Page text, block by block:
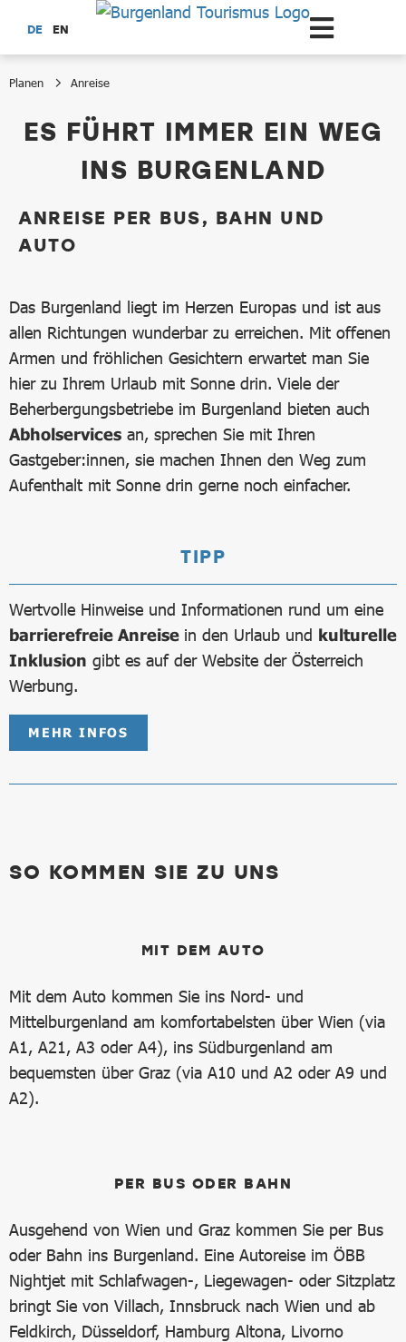
Zum Hauptinhalt springen
DE EN
Planen Anreise
AnreiseES FÜHRT IMMER EIN WEG
INS BURGENLAND
ANREISE PER BUS, BAHN UND
AUTO
Das Burgenland liegt im Herzen Europas und ist aus
allen Richtungen wunderbar zu erreichen. Mit offenen
Armen und fröhlichen Gesichtern erwartet man Sie
hier zu Ihrem Urlaub mit Sonne drin. Viele der
Beherbergungsbetriebe im Burgenland bieten auch
Abholservices an, sprechen Sie mit Ihren
Gastgeber:innen, sie machen Ihnen den Weg zum
Aufenthalt mit Sonne drin gerne noch einfacher.
TIPP
Wertvolle Hinweise und Informationen rund um eine
barrierefreie Anreise in den Urlaub und kulturelle
Inklusion gibt es auf der Website der Österreich
Werbung.
MEHR INFOS
SO KOMMEN SIE ZU UNS
MIT DEM AUTO
Mit dem Auto kommen Sie ins Nord- und
Mittelburgenland am komfortabelsten über Wien (via
A1, A21, A3 oder A4), ins Südburgenland am
bequemsten über Graz (via A10 und A2 oder A9 und
A2).
PER BUS ODER BAHN
Ausgehend von Wien und Graz kommen Sie per Bus
oder Bahn ins Burgenland. Eine Autoreise im ÖBB
Nightjet mit Schlafwagen-, Liegewagen- oder Sitzplatz
bringt Sie von Villach, Innsbruck nach Wien und ab
Feldkirch, Düsseldorf, Hamburg Altona, Livorno